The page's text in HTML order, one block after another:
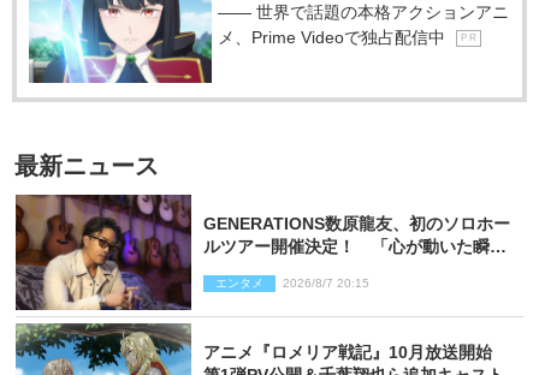
―― 世界で話題の本格アクションアニ
メ、Prime Videoで独占配信中
P R
最新ニュース
GENERATIONS数原龍友、初のソロホー
ルツアー開催決定！ 「心が動いた瞬間
エンタメ 2026/8/7 20:15
アニメ『ロメリア戦記』10月放送開始